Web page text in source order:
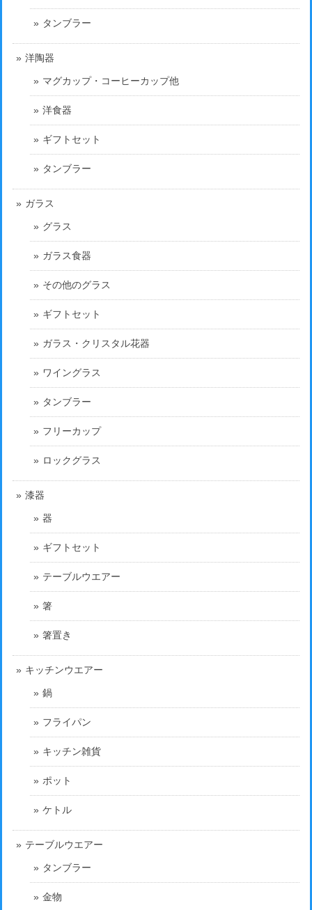
タンブラー
洋陶器
マグカップ・コーヒーカップ他
洋食器
ギフトセット
タンブラー
ガラス
グラス
ガラス食器
その他のグラス
ギフトセット
ガラス・クリスタル花器
ワイングラス
タンブラー
フリーカップ
ロックグラス
漆器
器
ギフトセット
テーブルウエアー
箸
箸置き
キッチンウエアー
鍋
フライパン
キッチン雑貨
ポット
ケトル
テーブルウエアー
タンブラー
金物